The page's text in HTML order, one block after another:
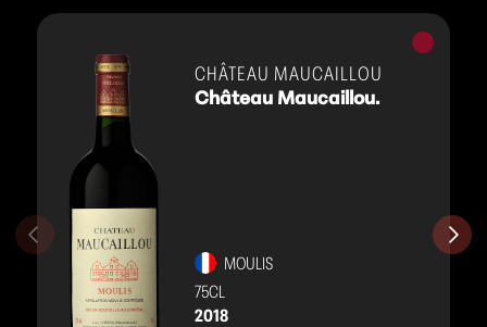
Vins
rouges
CHÂTEAU MAUCAILLOU
Château Maucaillou.
MOULIS
75CL
2018